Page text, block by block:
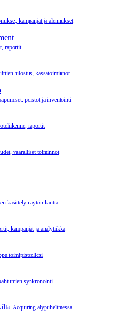
kampanjat ja alennukset
raportit
tulostus, kassatoiminnot
poistot ja inventointi
raportit
vaaralliset toiminnot
käsittely näytön kautta
kampanjat ja analytiikka
toimipisteellesi
synkronointi
Acquiring älypuhelimessa